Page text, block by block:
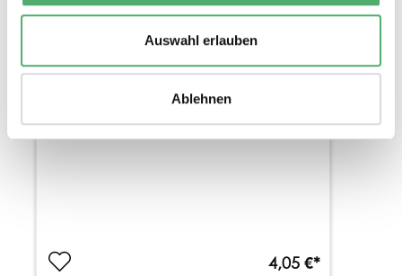
Auswahl erlauben
Ablehnen
BRITISCHE PFUND BANKNOTEN
4,05 €*